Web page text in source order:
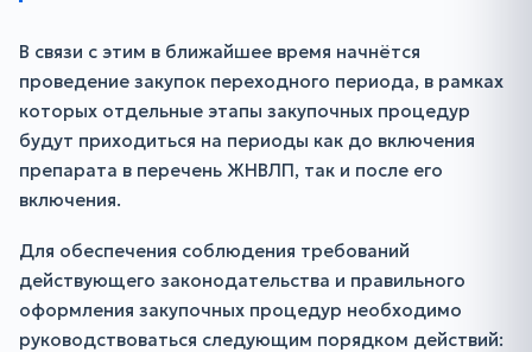
В связи с этим в ближайшее время начнётся
проведение закупок переходного периода, в рамках
которых отдельные этапы закупочных процедур
будут приходиться на периоды как до включения
препарата в перечень ЖНВЛП, так и после его
включения.
Для обеспечения соблюдения требований
действующего законодательства и правильного
оформления закупочных процедур необходимо
руководствоваться следующим порядком действий: